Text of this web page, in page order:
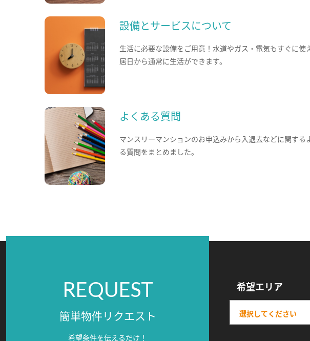
設備とサービスについて
生活に必要な設備をご用意！水道やガス・電気もすぐに使
居日から通常に生活ができます。
よくある質問
マンスリーマンションのお申込みから入退去などに関する
る質問をまとめました。
REQUEST
簡単物件リクエスト
希望条件を伝えるだけ！
希望エリア